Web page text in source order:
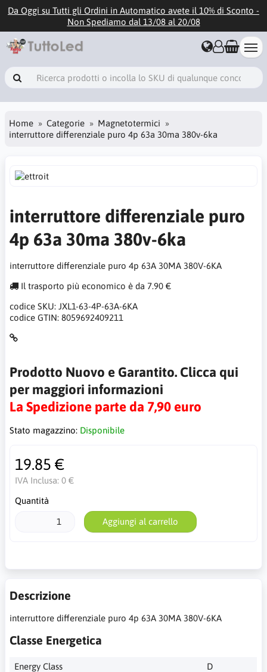
Da Oggi su Tutti gli Ordini in Automatico avete il 10% di Sconto -
Non Spediamo dal 13/08 al 20/08
Home Categorie
Magnetotermici
interruttore differenziale puro 4p 63a 30ma 380v-6ka
interruttore differenziale puro
4p 63a 30ma 380v-6ka
interruttore differenziale puro 4p 63A 30MA 380V-6KA
Il trasporto più economico è da 7.90 €
codice SKU: JXL1-63-4P-63A-6KA
codice GTIN: 8059692409211
Prodotto Nuovo e Garantito. Clicca qui
per maggiori informazioni
La Spedizione parte da 7,90 euro
Stato magazzino: Disponibile
19.85 €
IVA Inclusa: 0 €
Quantità
Aggiungi al carrello
Descrizione
interruttore differenziale puro 4p 63A 30MA 380V-6KA
Classe Energetica
Energy Class D